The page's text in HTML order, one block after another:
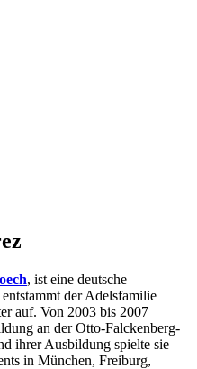
, ist eine deutsche
der Adelsfamilie
auf. Von 2003 bis 2007
an der Otto-Falckenberg-
ihrer Ausbildung spielte sie
in München, Freiburg,